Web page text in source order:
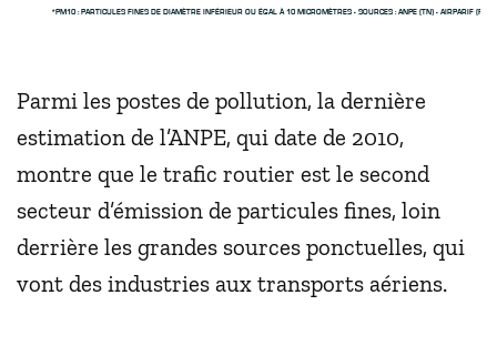
*PM10 : PARTICULES FINES DE DIAMÈTRE INFÉRIEUR OU ÉGAL À 10 MICROMÈTRES - SOURCES : ANPE (TN) - AIRPARIF (FR)
Parmi les postes de pollution, la dernière
estimation de l’ANPE, qui date de 2010,
montre que le trafic routier est le second
secteur d’émission de particules fines, loin
derrière les grandes sources ponctuelles, qui
vont des industries aux transports aériens.